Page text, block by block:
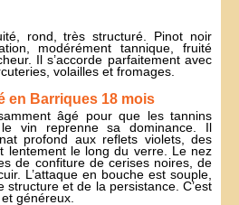
rond, très structuré. Pinot noir
modérément tannique, fruité
Il s’accorde parfaitement avec
volailles et fromages.
en Barriques 18 mois
âgé pour que les tannins
vin reprenne sa dominance. Il
profond aux reflets violets, des
lentement le long du verre. Le nez
de confiture de cerises noires, de
L’attaque en bouche est souple,
structure et de la persistance. C’est
généreux.